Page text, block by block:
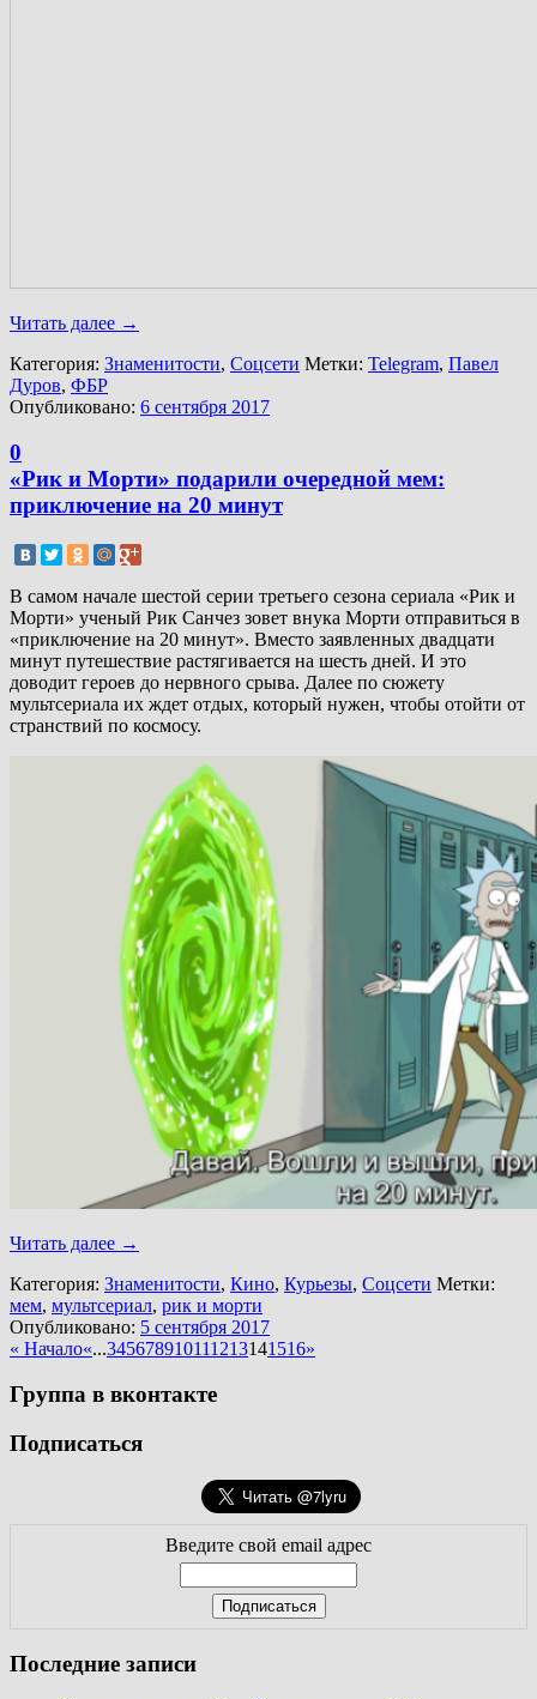
Читать далее →
Категория: Знаменитости, Соцсети Метки: Telegram, Павел
Дуров, ФБР
Опубликовано: 6 сентября 2017
0
«Рик и Морти» подарили очередной мем:
приключение на 20 минут
В самом начале шестой серии третьего сезона сериала «Рик и
Морти» ученый Рик Санчез зовет внука Морти отправиться в
«приключение на 20 минут». Вместо заявленных двадцати
минут путешествие растягивается на шесть дней. И это
доводит героев до нервного срыва. Далее по сюжету
мультсериала их ждет отдых, который нужен, чтобы отойти от
странствий по космосу.
Читать далее →
Категория: Знаменитости, Кино, Курьезы, Соцсети Метки:
мем, мультсериал, рик и морти
Опубликовано: 5 сентября 2017
« Начало«...345678910111213141516»
Группа в вконтакте
Подписаться
Введите свой email адрес
Последние записи